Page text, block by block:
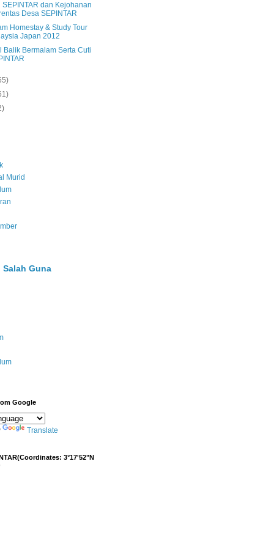
SEPINTAR dan Kejohanan
Desa SEPINTAR
Homestay & Study Tour
Japan 2012
Balik Bermalam Serta Cuti
Murid
Guna
Google
Translate
3°17'52"N